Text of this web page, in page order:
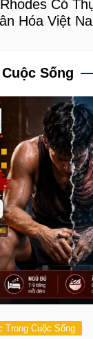
Có
Hóa Việt
Sống
Trong Cuộc Sống